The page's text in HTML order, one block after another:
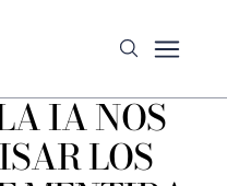
IA NOS
LOS